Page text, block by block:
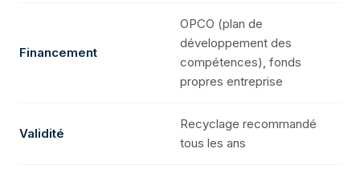
Financement
OPCO (plan de
développement des
compétences), fonds
propres entreprise
Validité
Recyclage recommandé
tous les ans